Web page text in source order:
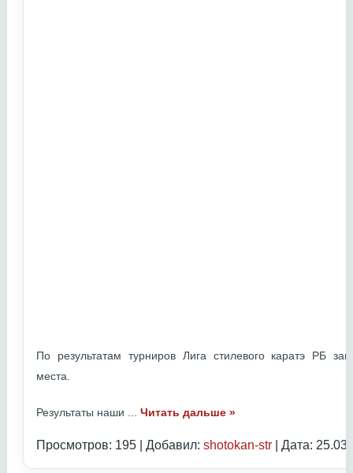
По результатам турниров Лига стилевого каратэ РБ
места.
Результаты наши Читать дальше »
Просмотров: 195 | Добавил: shotokan-str | Дата: